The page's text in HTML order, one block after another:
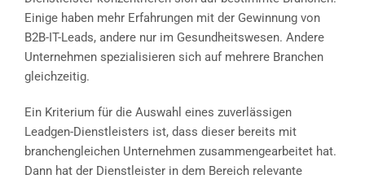
Einige haben mehr Erfahrungen mit der Gewinnung von
B2B-IT-Leads, andere nur im Gesundheitswesen. Andere
Unternehmen spezialisieren sich auf mehrere Branchen
gleichzeitig.
Ein Kriterium für die Auswahl eines zuverlässigen
Leadgen-Dienstleisters ist, dass dieser bereits mit
branchengleichen Unternehmen zusammengearbeitet hat.
Dann hat der Dienstleister in dem Bereich relevante